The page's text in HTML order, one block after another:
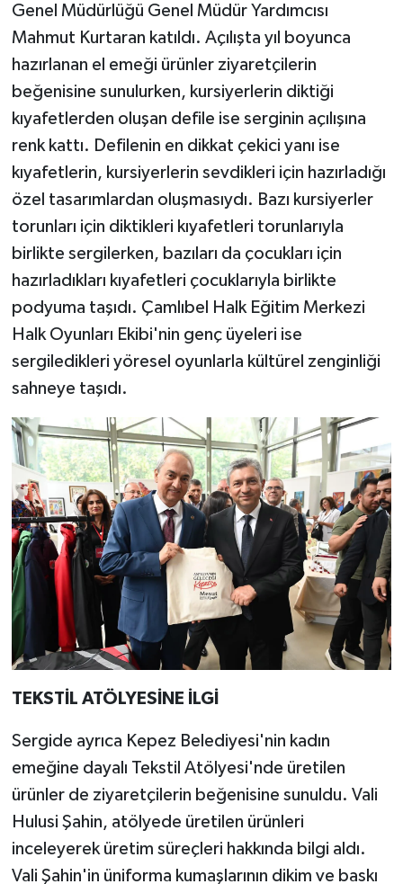
Genel Müdürlüğü Genel Müdür Yardımcısı
Mahmut Kurtaran katıldı. Açılışta yıl boyunca
hazırlanan el emeği ürünler ziyaretçilerin
beğenisine sunulurken, kursiyerlerin diktiği
kıyafetlerden oluşan defile ise serginin açılışına
renk kattı. Defilenin en dikkat çekici yanı ise
kıyafetlerin, kursiyerlerin sevdikleri için hazırladığı
özel tasarımlardan oluşmasıydı. Bazı kursiyerler
torunları için diktikleri kıyafetleri torunlarıyla
birlikte sergilerken, bazıları da çocukları için
hazırladıkları kıyafetleri çocuklarıyla birlikte
podyuma taşıdı. Çamlıbel Halk Eğitim Merkezi
Halk Oyunları Ekibi'nin genç üyeleri ise
sergiledikleri yöresel oyunlarla kültürel zenginliği
sahneye taşıdı.
TEKSTİL ATÖLYESİNE İLGİ
Sergide ayrıca Kepez Belediyesi'nin kadın
emeğine dayalı Tekstil Atölyesi'nde üretilen
ürünler de ziyaretçilerin beğenisine sunuldu. Vali
Hulusi Şahin, atölyede üretilen ürünleri
inceleyerek üretim süreçleri hakkında bilgi aldı.
Vali Şahin'in üniforma kumaşlarının dikim ve baskı